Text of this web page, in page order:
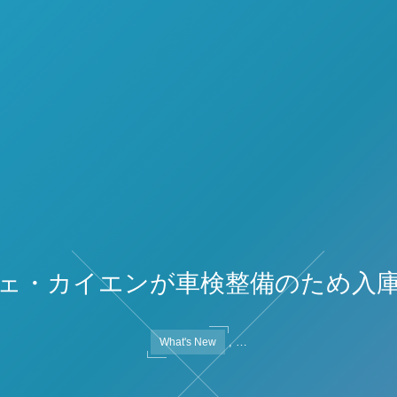
・カイエンが車検整備のため入
What's New , …